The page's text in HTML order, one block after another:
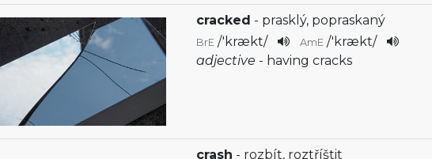
cracked - prasklý, popraskaný
BrE /'krækt/ AmE /'krækt/
adjective - having cracks
crash - rozbít, roztříštit